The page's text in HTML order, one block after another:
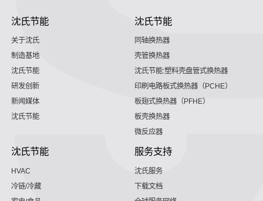
沈氏节能
关于沈氏
制造基地
沈氏节能
研发创新
新闻媒体
沈氏节能
沈氏节能
同轴换热器
壳管换热器
沈氏节能:塑料壳盘管式换热器
印刷电路板式换热器（PCHE）
板翅式换热器（PFHE）
板壳换热器
微反应器
沈氏节能
HVAC
冷链/冷藏
服务支持
沈氏服务
下载文档